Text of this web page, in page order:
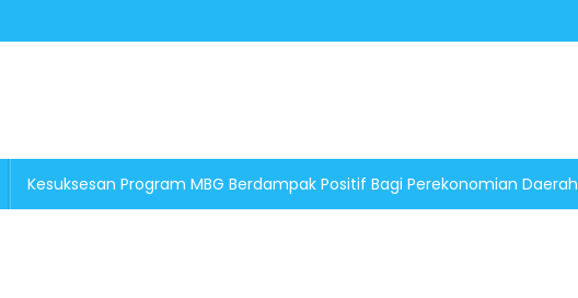
Kesuksesan Program MBG Berdampak Positif Bagi Perekonomian Daerah